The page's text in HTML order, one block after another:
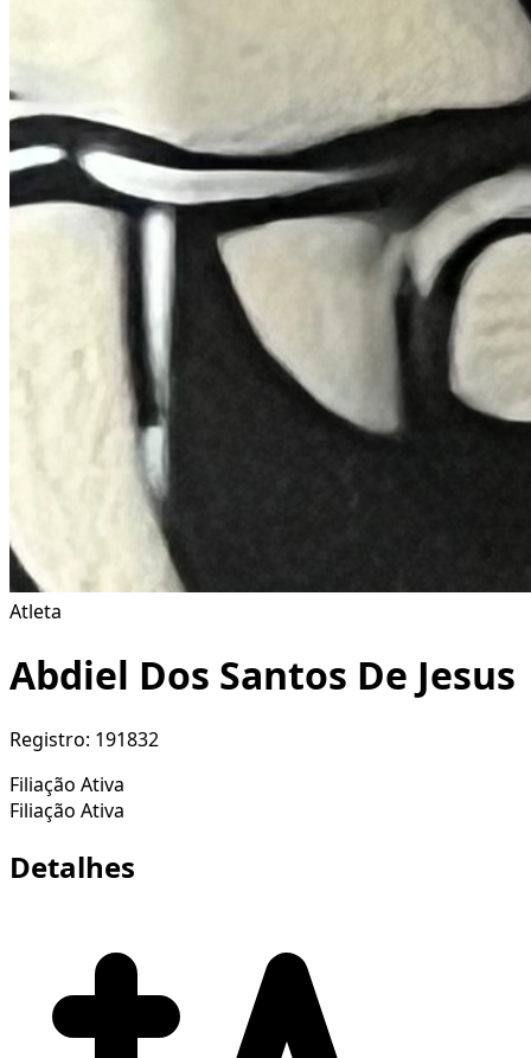
Atleta
Abdiel Dos Santos De Jesus
Registro: 191832
Filiação Ativa
Filiação Ativa
Detalhes